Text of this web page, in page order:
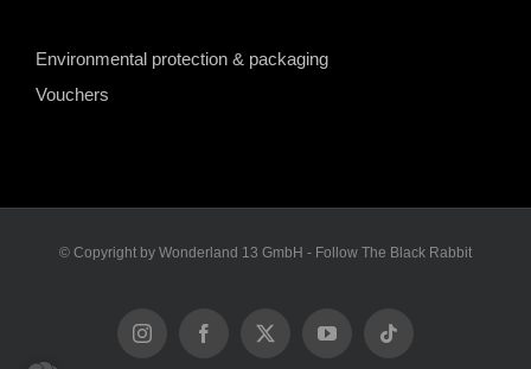
Environmental protection & packaging
Vouchers
© Copyright by Wonderland 13 GmbH - Follow The Black Rabbit
InstagramFacebook
X YouTubeTiktok